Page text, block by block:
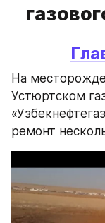
На
Устюртском
ремонт